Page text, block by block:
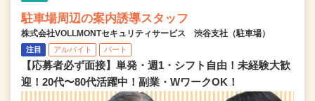
駐車場周辺の案内誘導スタッフ
株式会社VOLLMONTセキュリティサービス 渋谷支社（駐車場）
注目 アルバイト パート
【応募者必ず面接】単発・週1・シフト自由！未経験大歓
迎！20代〜80代活躍中！副業・WワークOK！